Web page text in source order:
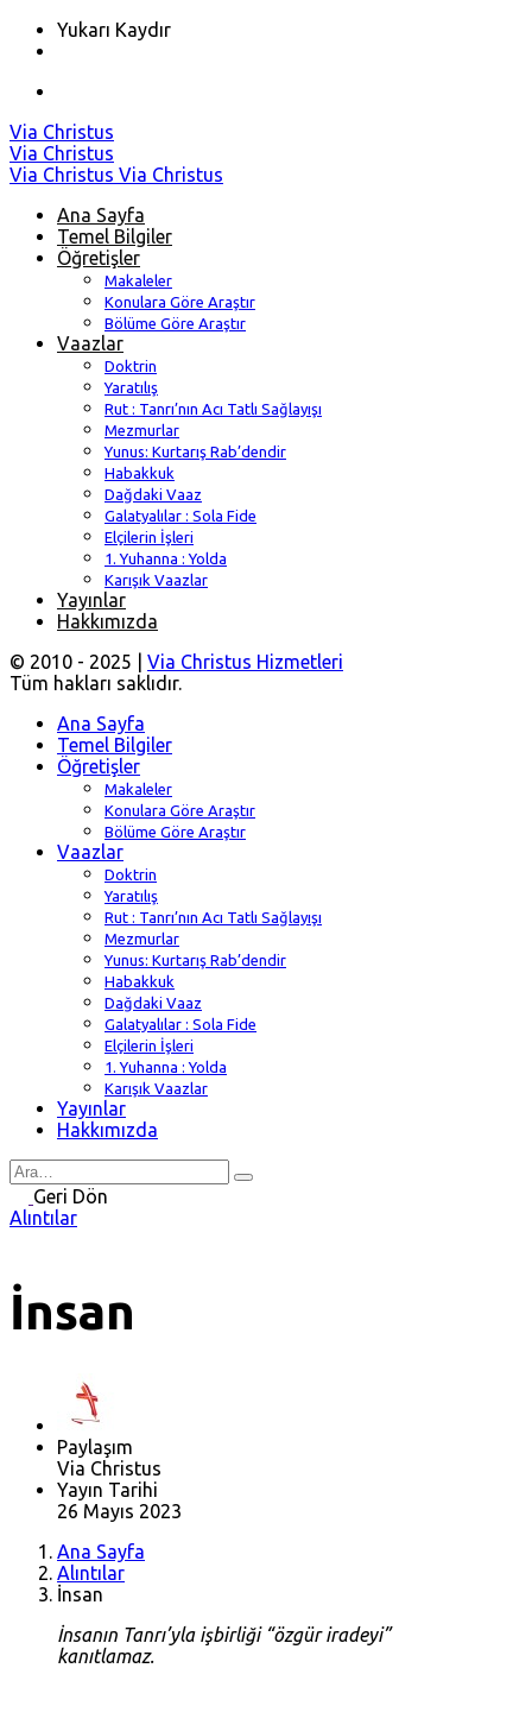
Yukarı Kaydır
Skip
to
content
Via Christus
Via Christus
Via Christus Via Christus
Ana Sayfa
Temel Bilgiler
Öğretişler
Makaleler
Konulara Göre Araştır
Bölüme Göre Araştır
Vaazlar
Doktrin
Yaratılış
Rut : Tanrı’nın Acı Tatlı Sağlayışı
Mezmurlar
Yunus: Kurtarış Rab’dendir
Habakkuk
Dağdaki Vaaz
Galatyalılar : Sola Fide
Elçilerin İşleri
1. Yuhanna : Yolda
Karışık Vaazlar
Yayınlar
Hakkımızda
© 2010 - 2025 | Via Christus Hizmetleri
Tüm hakları saklıdır.
Ana Sayfa
Temel Bilgiler
Öğretişler
Makaleler
Konulara Göre Araştır
Bölüme Göre Araştır
Vaazlar
Doktrin
Yaratılış
Rut : Tanrı’nın Acı Tatlı Sağlayışı
Mezmurlar
Yunus: Kurtarış Rab’dendir
Habakkuk
Dağdaki Vaaz
Galatyalılar : Sola Fide
Elçilerin İşleri
1. Yuhanna : Yolda
Karışık Vaazlar
Yayınlar
Hakkımızda
Search
forGeri Dön
Alıntılar
İnsan
Paylaşım
Via Christus
Yayın Tarihi
26 Mayıs 2023
Ana Sayfa
Alıntılar
İnsan
İnsanın Tanrı’yla işbirliği “özgür iradeyi”
kanıtlamaz.